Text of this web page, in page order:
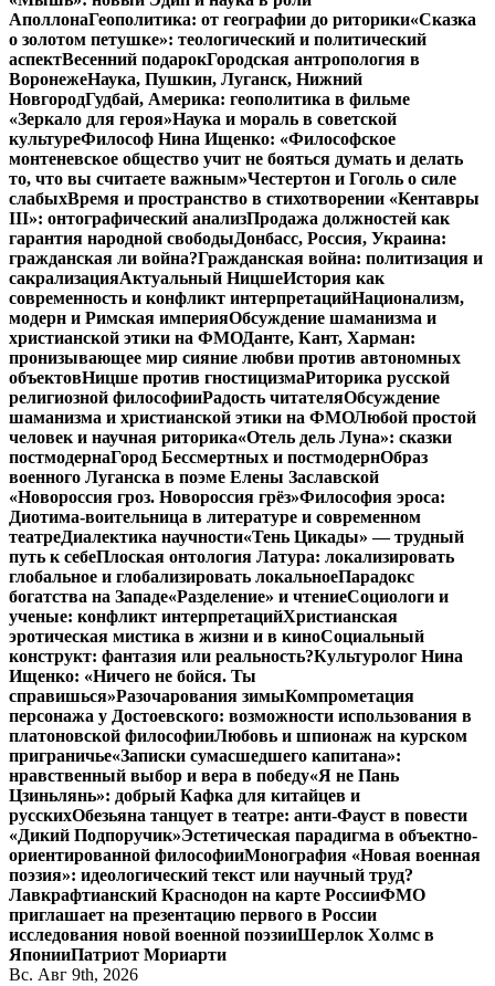
АполлонаГеополитика: от географии до риторики«Сказка
о золотом петушке»: теологический и политический
аспектВесенний подарокГородская антропология в
ВоронежеНаука, Пушкин, Луганск, Нижний
НовгородГудбай, Америка: геополитика в фильме
«Зеркало для героя»Наука и мораль в советской
культуреФилософ Нина Ищенко: «Философское
монтеневское общество учит не бояться думать и делать
то, что вы считаете важным»Честертон и Гоголь о силе
слабыхВремя и пространство в стихотворении «Кентавры
III»: онтографический анализПродажа должностей как
гарантия народной свободыДонбасс, Россия, Украина:
гражданская ли война?Гражданская война: политизация и
сакрализацияАктуальный НицшеИстория как
современность и конфликт интерпретацийНационализм,
модерн и Римская империяОбсуждение шаманизма и
христианской этики на ФМОДанте, Кант, Харман:
пронизывающее мир сияние любви против автономных
объектовНицше против гностицизмаРиторика русской
религиозной философииРадость читателяОбсуждение
шаманизма и христианской этики на ФМОЛюбой простой
человек и научная риторика«Отель дель Луна»: сказки
постмодернаГород Бессмертных и постмодернОбраз
военного Луганска в поэме Елены Заславской
«Новороссия гроз. Новороссия грёз»Философия эроса:
Диотима-воительница в литературе и современном
театреДиалектика научности«Тень Цикады» — трудный
путь к себеПлоская онтология Латура: локализировать
глобальное и глобализировать локальноеПарадокс
богатства на Западе«Разделение» и чтениеСоциологи и
ученые: конфликт интерпретацийХристианская
эротическая мистика в жизни и в киноСоциальный
конструкт: фантазия или реальность?Культуролог Нина
Ищенко: «Ничего не бойся. Ты
справишься»Разочарования зимыКомпрометация
персонажа у Достоевского: возможности использования в
платоновской философииЛюбовь и шпионаж на курском
приграничье«Записки сумасшедшего капитана»:
нравственный выбор и вера в победу«Я не Пань
Цзиньлянь»: добрый Кафка для китайцев и
русскихОбезьяна танцует в театре: анти-Фауст в повести
«Дикий Подпоручик»Эстетическая парадигма в объектно-
ориентированной философииМонография «Новая военная
поэзия»: идеологический текст или научный труд?
Лавкрафтианский Краснодон на карте РоссииФМО
приглашает на презентацию первого в России
исследования новой военной поэзииШерлок Холмс в
ЯпонииПатриот Мориарти
Вс. Авг 9th, 2026